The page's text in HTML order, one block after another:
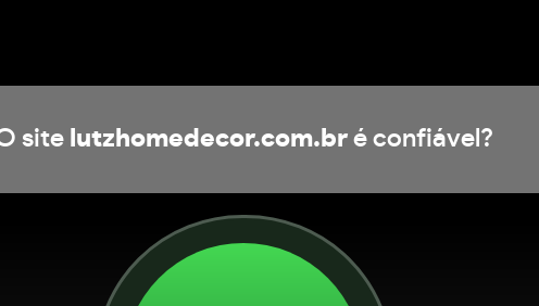
site lutzhomedecor.com.bré confiável?